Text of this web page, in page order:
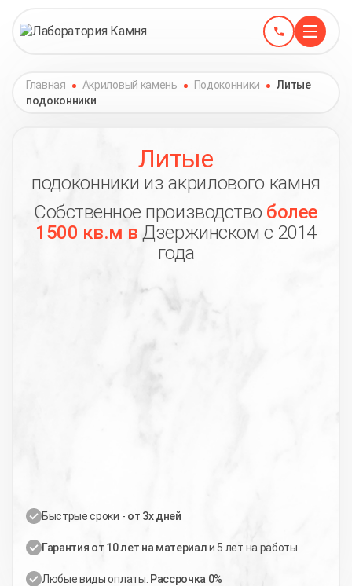
Главная Акриловый камень Подоконники
Литые
подоконники
Литые
подоконники из акрилового камня
Собственное производство более
1500 кв.м в Дзержинском с 2014
года
Быстрые сроки - от 3х дней
Гарантия от 10 лет на материали 5 лет на работы
Любые виды оплаты. Рассрочка 0%